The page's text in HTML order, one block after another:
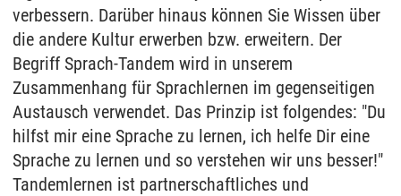
verbessern. Darüber hinaus können Sie Wissen über
die andere Kultur erwerben bzw. erweitern. Der
Begriff Sprach-Tandem wird in unserem
Zusammenhang für Sprachlernen im gegenseitigen
Austausch verwendet. Das Prinzip ist folgendes: "Du
hilfst mir eine Sprache zu lernen, ich helfe Dir eine
Sprache zu lernen und so verstehen wir uns besser!"
Tandemlernen ist partnerschaftliches und